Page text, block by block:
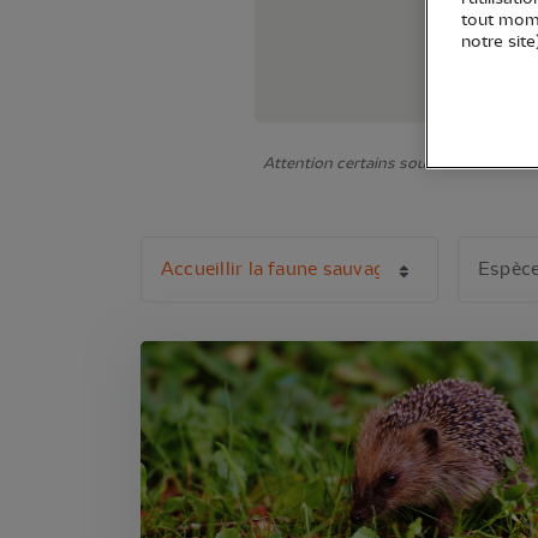
Attention certains sous-éléments ne
tout
notre